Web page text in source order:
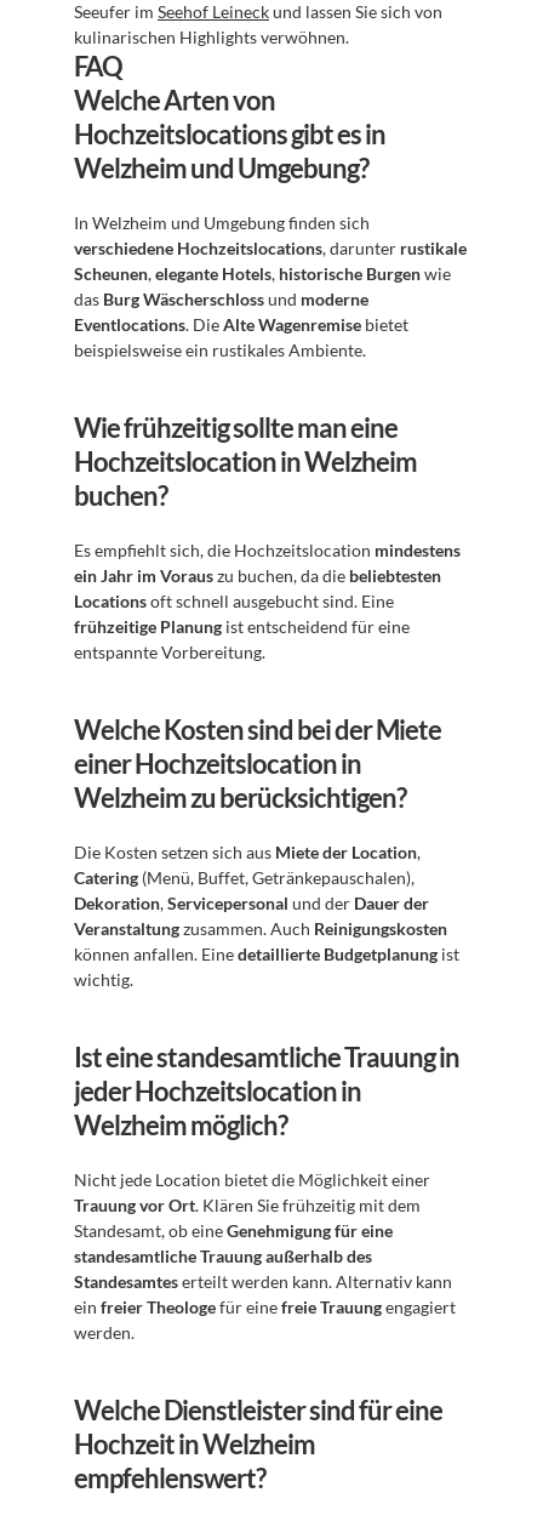
Seeufer im Seehof Leineck und lassen Sie sich von
kulinarischen Highlights verwöhnen.
FAQ
Welche Arten von
Hochzeitslocations gibt es in
Welzheim und Umgebung?
verschiedene Hochzeitslocations, darunter rustikale
Scheunen, elegante Hotels, historische Burgen wie
das Burg Wäscherschloss und moderne
Eventlocations. Die Alte Wagenremise bietet
beispielsweise ein rustikales Ambiente.
Wie frühzeitig sollte man eine
Hochzeitslocation in Welzheim
buchen?
Es empfiehlt sich, die Hochzeitslocation mindestens
ein Jahr im Voraus zu buchen, da die beliebtesten
Locations
frühzeitige Planung ist entscheidend für eine
entspannte Vorbereitung.
Welche Kosten sind bei der Miete
einer Hochzeitslocation in
Welzheim zu berücksichtigen?
Die Kosten setzen sich aus Miete der Location
Catering
Dekoration, Servicepersonal und der Dauer der
Veranstaltung zusammen. Auch Reinigungskosten
können anfallen. Eine detaillierte Budgetplanung ist
wichtig.
Ist eine standesamtliche Trauung in
jeder Hochzeitslocation in
Welzheim möglich?
Trauung vor Ort. Klären Sie frühzeitig mit dem
Standesamt, ob eine Genehmigung für eine
standesamtliche Trauung außerhalb des
Standesamtes erteilt werden kann. Alternativ kann
ein freier Theologe für eine freie Trauung engagiert
werden.
Welche Dienstleister sind für eine
Hochzeit in Welzheim
empfehlenswert?